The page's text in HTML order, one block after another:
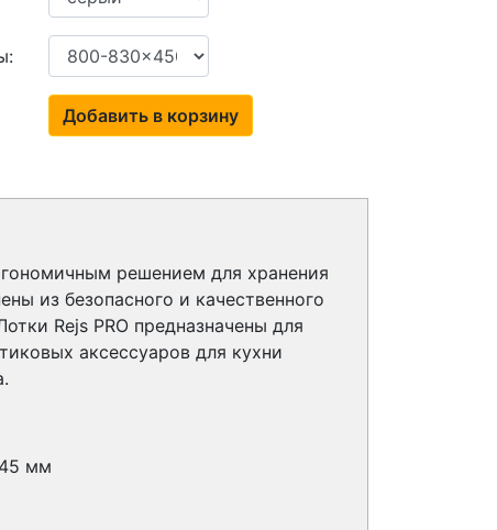
Добавить в корзину
решением для хранения
из безопасного и качественного
Rejs PRO предназначены для
аксессуаров для кухни
мм